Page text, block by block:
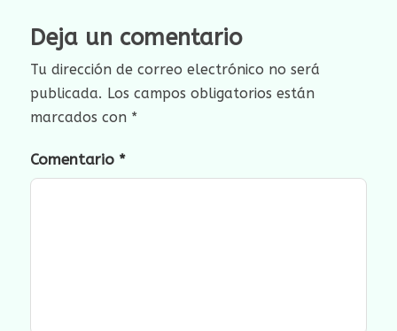
Deja un comentario
Tu dirección de correo electrónico no será
publicada. Los campos obligatorios están
marcados con *
Comentario *